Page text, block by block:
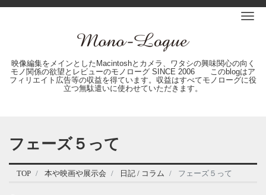
映像編集をメインとしたMacintoshとカメラ、ワタシの興味関心の向く
モノ関係の欲望とレビューのモノローグ SINCE 2006 このblogはア
フィリエイト広告等の収益を得ています。収益はすべてモノローグに役
立つ無駄遣いに使わせていただきます。
フェーズ５って
TOP 本や映画や展示会 日記 / コラム フェーズ５って